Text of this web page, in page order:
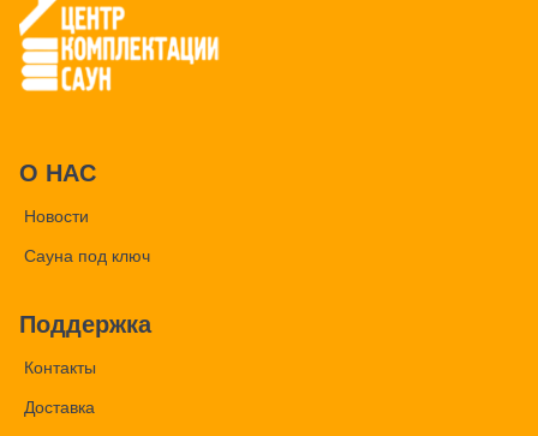
О НАС
Новости
Сауна под ключ
Поддержка
Контакты
Доставка